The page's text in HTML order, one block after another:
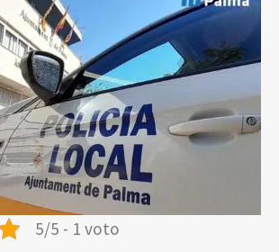
5/5 - 1 voto